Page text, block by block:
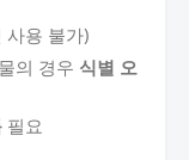
사용 불가)
의 경우 식별 오
필요